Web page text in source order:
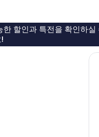
요,
이
후
한 할인과 특전을 확인하